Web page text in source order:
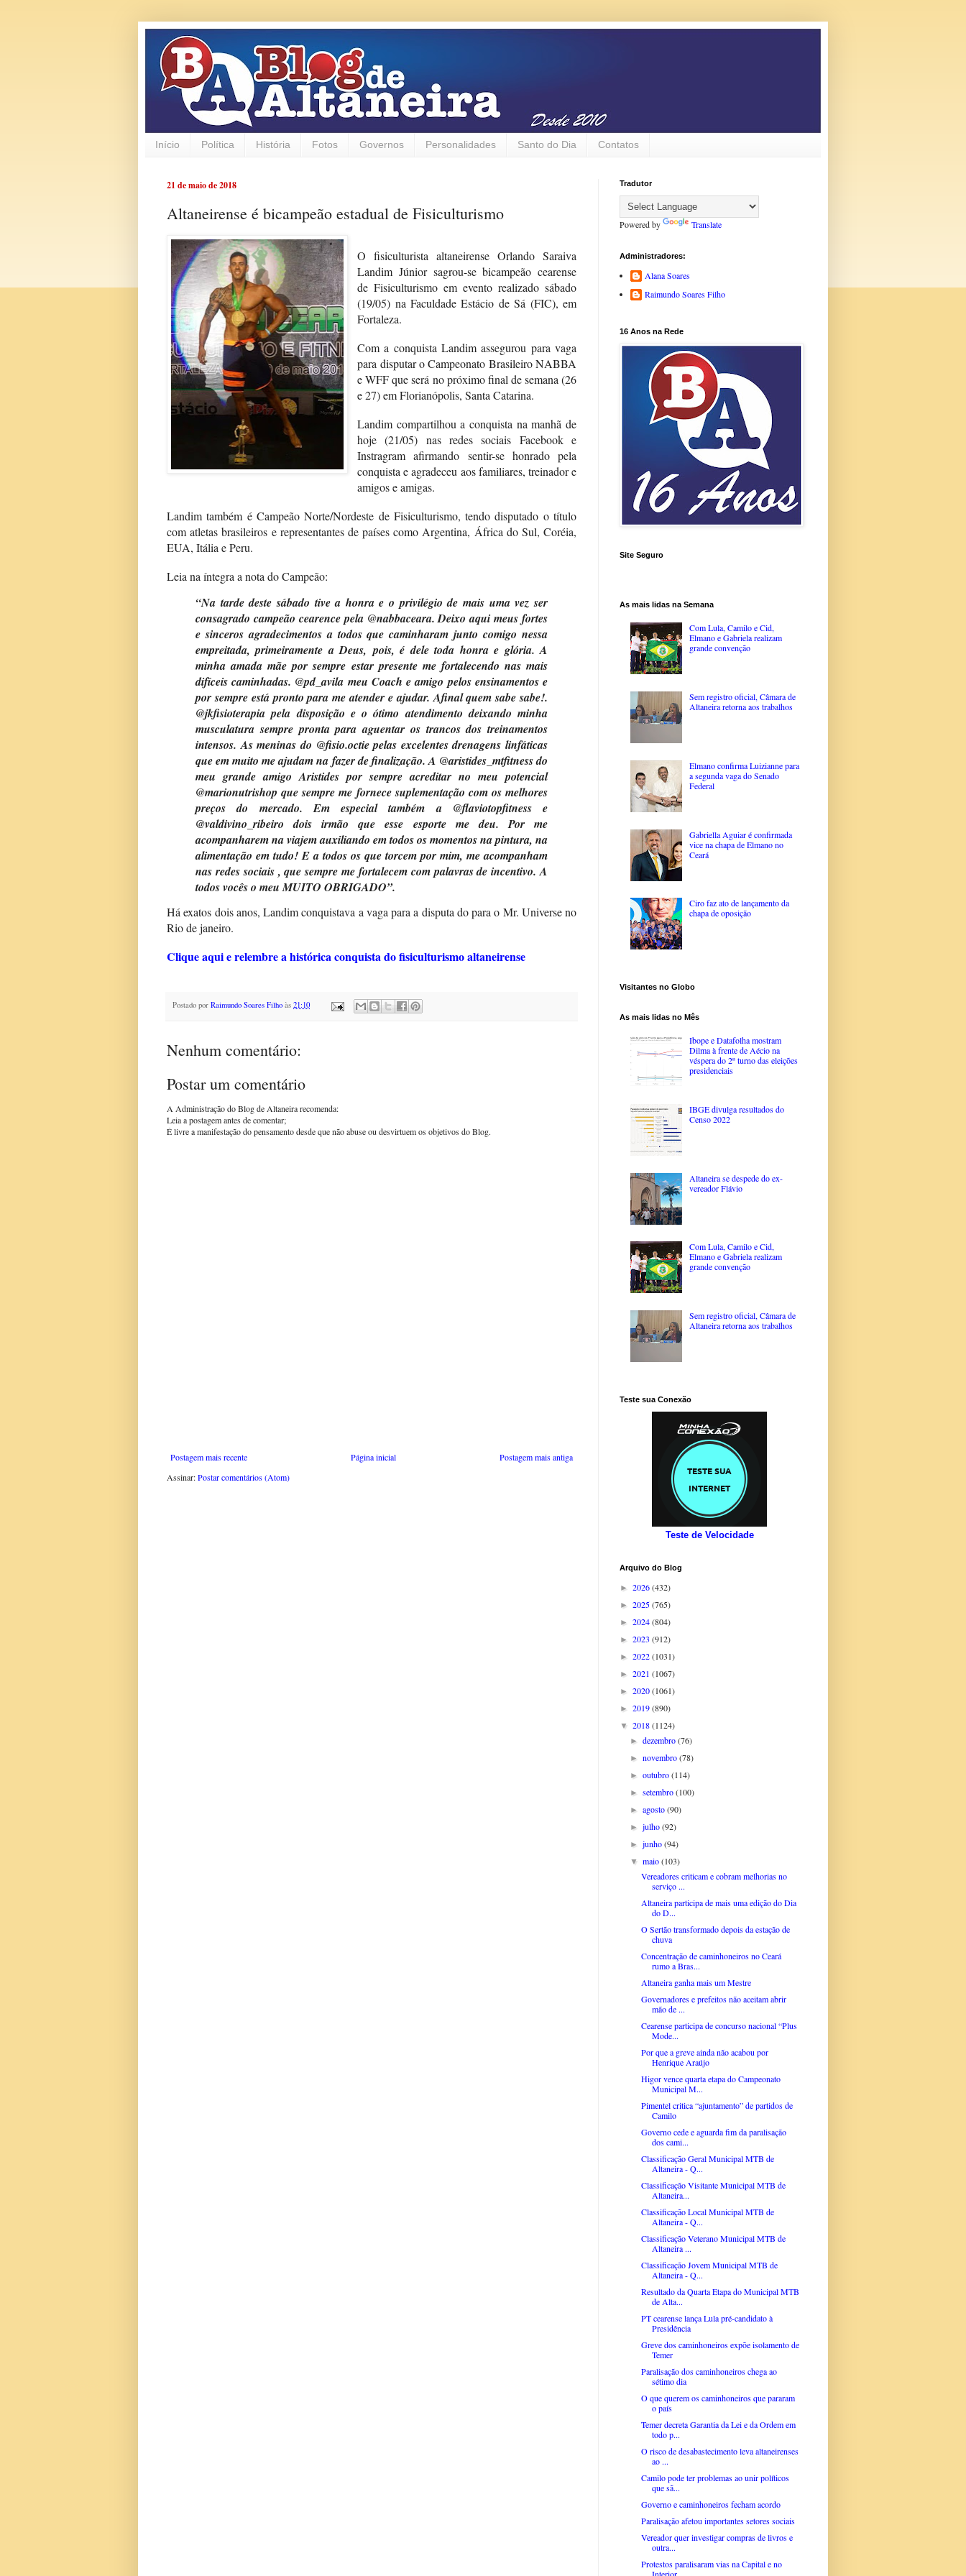
Início Política História Fotos Governos Personalidades Santo do Dia Contatos
21 de maio de 2018
Altaneirense é bicampeão estadual de Fisiculturismo
O fisiculturista altaneirense Orlando Saraiva
Landim Júnior sagrou-se bicampeão cearense
de Fisiculturismo em evento realizado sábado
(19/05) na Faculdade Estácio de Sá (FIC), em
Fortaleza.
Com a conquista Landim assegurou para vaga
para disputar o Campeonato Brasileiro NABBA
e WFF que será no próximo final de semana (26
e 27) em Florianópolis, Santa Catarina.
Landim compartilhou a conquista na manhã de
hoje (21/05) nas redes sociais Facebook e
Instragram afirmando sentir-se honrado pela
conquista e agradeceu aos familiares, treinador e
amigos e amigas.
Landim também é Campeão Norte/Nordeste de Fisiculturismo, tendo disputado o título
com atletas brasileiros e representantes de países como Argentina, África do Sul, Coréia,
EUA, Itália e Peru.
Leia na íntegra a nota do Campeão:
“Na tarde deste sábado tive a honra e o privilégio de mais uma vez ser
consagrado campeão cearence pela @nabbaceara. Deixo aqui meus fortes
e sinceros agradecimentos a todos que caminharam junto comigo nessa
empreitada, primeiramente a Deus,pois, é dele toda honra e glória. A
minha amada mãe por sempre estar presente me fortalecendo nas mais
difíceis caminhadas. @pd_avila meu Coach e amigo pelos ensinamentos e
por sempre está pronto para me atender e ajudar. Afinal quem sabe sabe!.
@jkfisioterapia pela disposição e o ótimo atendimento deixando minha
musculatura sempre pronta para aguentar os trancos dos treinamentos
intensos. As meninas do @fisio.octie pelas excelentes drenagens linfáticas
que em muito me ajudam na fazer de finalização. A @aristides_mtfitness do
meu grande amigo Aristides por sempre acreditar no meu potencial
@marionutrishop que sempre me fornece suplementação com os melhores
preços do mercado. Em especial também a @flaviotopfitness e
@valdivino_ribeiro dois irmão que esse esporte me deu. Por me
acompanharem na viajem auxiliando em todos os momentos na pintura, na
alimentação em tudo! E a todos os que torcem por mim, me acompanham
nas redes sociais , que sempre me fortalecem com palavras de incentivo. A
todos vocês o meu MUITO OBRIGADO”.
Há exatos dois anos, Landim conquistava a vaga para a disputa do para o Mr. Universe no
Rio de janeiro.
Clique aqui e relembre a histórica conquista do fisiculturismo altaneirense
Postado por Raimundo Soares Filho às 21:10
Nenhum comentário:
Postar um comentário
A Administração do Blog de Altaneira recomenda:
Leia a postagem antes de comentar;
É livre a manifestação do pensamento desde que não abuse ou desvirtuem os objetivos do Blog.
Postagem mais recente Postagem mais antiga
Página inicial
Assinar:Postar comentários (Atom)
Tradutor
Powered by Translate
Administradores:
Alana Soares
Raimundo Soares Filho
16 Anos na Rede
Site Seguro
As mais lidas na Semana
Com Lula, Camilo e Cid,
Elmano e Gabriela realizam
grande convenção
Sem registro oficial, Câmara de
Altaneira retorna aos trabalhos
Elmano confirma Luizianne para
a segunda vaga do Senado
Federal
Gabriella Aguiar é confirmada
vice na chapa de Elmano no
Ceará
Ciro faz ato de lançamento da
chapa de oposição
Visitantes no Globo
As mais lidas no Mês
Ibope e Datafolha mostram
Dilma à frente de Aécio na
véspera do 2º turno das eleições
presidenciais
IBGE divulga resultados do
Censo 2022
Altaneira se despede do ex-
vereador Flávio
Com Lula, Camilo e Cid,
Elmano e Gabriela realizam
grande convenção
Sem registro oficial, Câmara de
Altaneira retorna aos trabalhos
Teste sua Conexão
Teste de Velocidade
Arquivo do Blog
► 2026(432)
► 2025(765)
► 2024(804)
► 2023 (912)
► 2022(1031)
► 2021 (1067)
► 2020(1061)
► 2019(890)
▼ 2018(1124)
►dezembro(76)
►novembro(78)
►outubro(114)
►setembro(100)
►agosto(90)
►julho(92)
►junho(94)
▼maio(103)
Vereadores criticam e cobram melhorias no
serviço ...
Altaneira participa de mais uma edição do Dia
do D...
O Sertão transformado depois da estação de
chuva
Concentração de caminhoneiros no Ceará
rumo a Bras...
Altaneira ganha mais um Mestre
Governadores e prefeitos não aceitam abrir
mão de ...
Cearense participa de concurso nacional “Plus
Mode...
Por que a greve ainda não acabou por
Henrique Araújo
Higor vence quarta etapa do Campeonato
Municipal M...
Pimentel critica “ajuntamento” de partidos de
Camilo
Governo cede e aguarda fim da paralisação
dos cami...
Classificação Geral Municipal MTB de
Altaneira - Q...
Classificação Visitante Municipal MTB de
Altaneira...
Classificação Local Municipal MTB de
Altaneira - Q...
Classificação Veterano Municipal MTB de
Altaneira ...
Classificação Jovem Municipal MTB de
Altaneira - Q...
Resultado da Quarta Etapa do Municipal MTB
de Alta...
PT cearense lança Lula pré-candidato à
Presidência
Greve dos caminhoneiros expõe isolamento de
Temer
Paralisação dos caminhoneiros chega ao
sétimo dia
O que querem os caminhoneiros que pararam
o país
Temer decreta Garantia da Lei e da Ordem em
todo p...
O risco de desabastecimento leva altaneirenses
ao ...
Camilo pode ter problemas ao unir políticos
que sã...
Governo e caminhoneiros fecham acordo
Paralisação afetou importantes setores sociais
Vereador quer investigar compras de livros e
outra...
Protestos paralisaram vias na Capital e no
Interior